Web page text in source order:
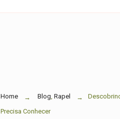
Home Blog, Rapel
Precisa Conhecer